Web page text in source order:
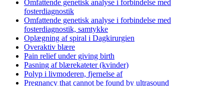
Omfattende genetisk analyse i forbindelse med
fosterdiagnostik
Omfattende genetisk analyse i forbindelse med
fosterdiagnostik, samtykke
Oplægning af spiral i Dagkirurgien
Overaktiv blære
Pain relief under giving birth
Pasning af blærekateter (kvinder)
Polyp i livmoderen, fjernelse af
Pregnancy that cannot be found by ultrasound